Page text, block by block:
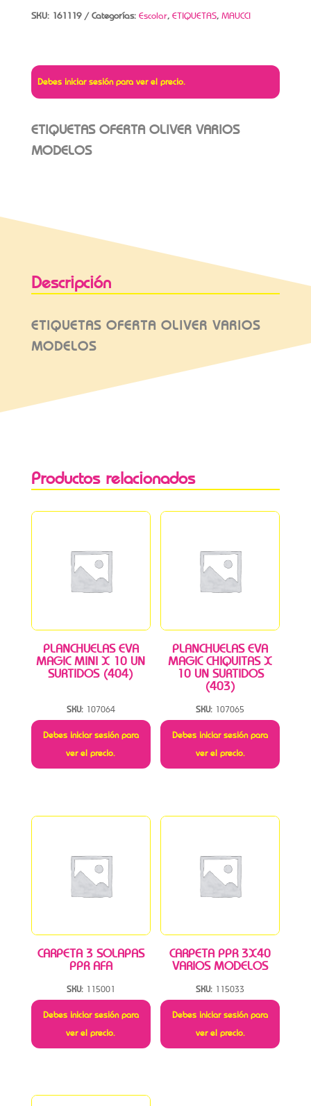
SKU: 161119 Categorías: Escolar, ETIQUETAS, MAUCCI
Debes iniciar sesión para ver el precio.
ETIQUETAS OFERTA OLIVER VARIOS
MODELOS
Descripción
ETIQUETAS OFERTA OLIVER VARIOS
MODELOS
Productos relacionados
PLANCHUELAS EVA
MAGIC MINI X 10 UN
SURTIDOS (404)
SKU: 107064
Debes iniciar sesión para
ver el precio.
PLANCHUELAS EVA
MAGIC CHIQUITAS X
10 UN SURTIDOS
(403)
SKU: 107065
Debes iniciar sesión para
ver el precio.
CARPETA 3 SOLAPAS
PPR AFA
SKU: 115001
Debes iniciar sesión para
ver el precio.
CARPETA PPR 3X40
VARIOS MODELOS
SKU: 115033
Debes iniciar sesión para
ver el precio.